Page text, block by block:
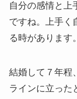
自分の感情と上
ですね。上手く
る時があります。
結婚して７年程
ラインに立った